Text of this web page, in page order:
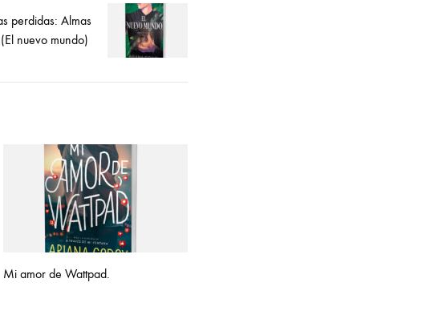
perdidas: Almas
nuevo mundo)
Mi amor de Wattpad.